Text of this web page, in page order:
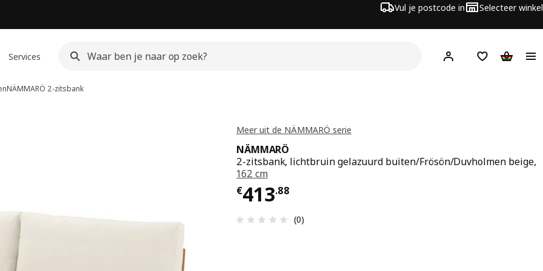
Vul je postcode in Selecteer winkel
Services Hej! Log in
NÄMMARÖ 2-zitsbank
Meer uit de NÄMMARÖ serie
NÄMMARÖ
2-zitsbank, lichtbruin gelazuurd buiten/Frösön/Duvholmen beige,
162 cm
€413.88
Prijs € 413.88
Review: 0 van 5 sterren. Totaal beoordelingen: 0
(0)